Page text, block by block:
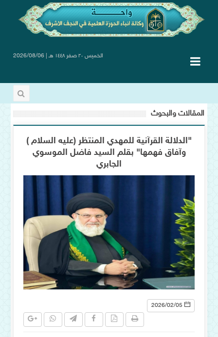
الخميس ٢٠ صفر ١٤٤٨ هـ | 2026/08/06
المقالات والبحوث
"الدلالة القرآنية للمهدي المنتظر (عليه السلام )
وآفاق فهمها" بقلم السيد فاضل الموسوي
الجابري
2026/02/05